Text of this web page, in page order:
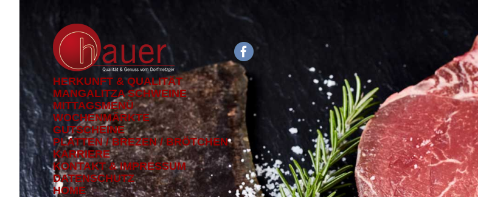
HERKUNFT & QUALITÄT
MANGALITZA SCHWEINE
MITTAGSMENÜ
WOCHENMÄRKTE
GUTSCHEINE
PLATTEN / BREZEN / BRÖTCHEN
KARRIERE
KONTAKT & IMPRESSUM
DATENSCHUTZ
HOME